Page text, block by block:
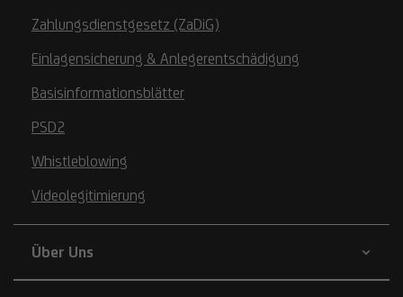
Zahlungsdienstgesetz (ZaDiG)
Einlagensicherung & Anlegerentschädigung
Basisinformationsblätter
PSD2
Whistleblowing
Videolegitimierung
Über Uns